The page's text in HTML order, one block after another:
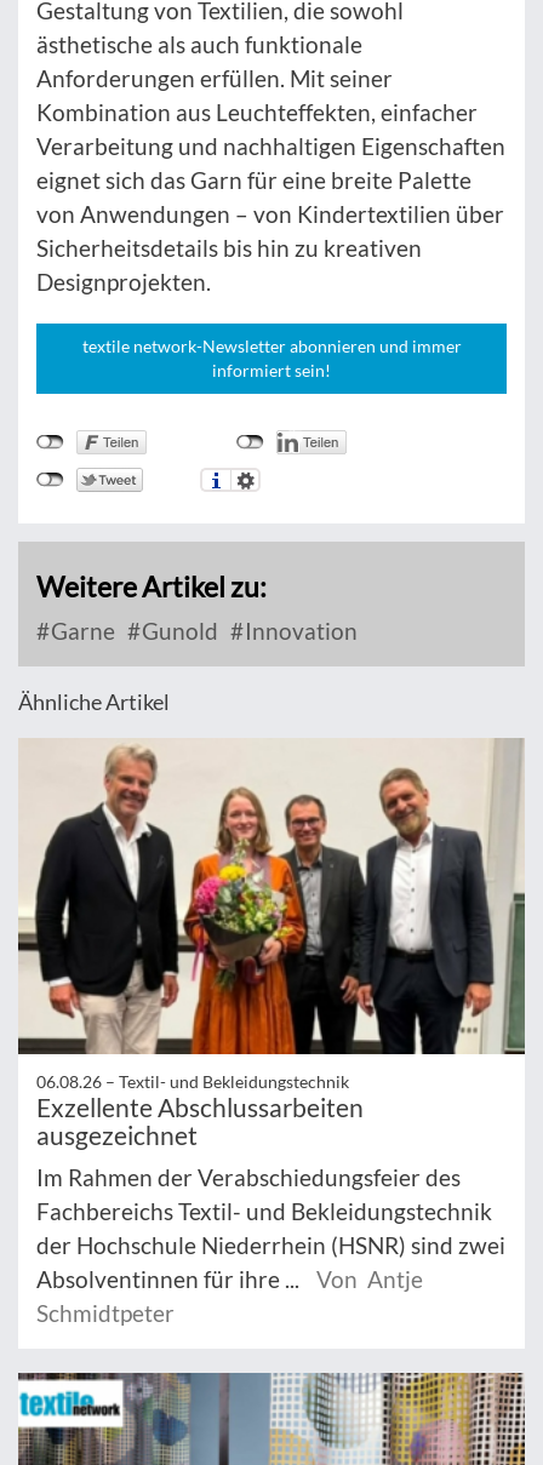
Gestaltung von Textilien, die sowohl
ästhetische als auch funktionale
Anforderungen erfüllen. Mit seiner
Kombination aus Leuchteffekten, einfacher
Verarbeitung und nachhaltigen Eigenschaften
eignet sich das Garn für eine breite Palette
von Anwendungen – von Kindertextilien über
Sicherheitsdetails bis hin zu kreativen
Designprojekten.
textile network-Newsletter abonnieren und immer
informiert sein!
Weitere Artikel zu:
Garne Gunold Innovation
Ähnliche Artikel
06.08.26 – Textil- und Bekleidungstechnik
Exzellente Abschlussarbeiten
ausgezeichnet
Im Rahmen der Verabschiedungsfeier des
Fachbereichs Textil- und Bekleidungstechnik
der Hochschule Niederrhein (HSNR) sind zwei
Absolventinnen für ihre ...
Von Antje
Schmidtpeter